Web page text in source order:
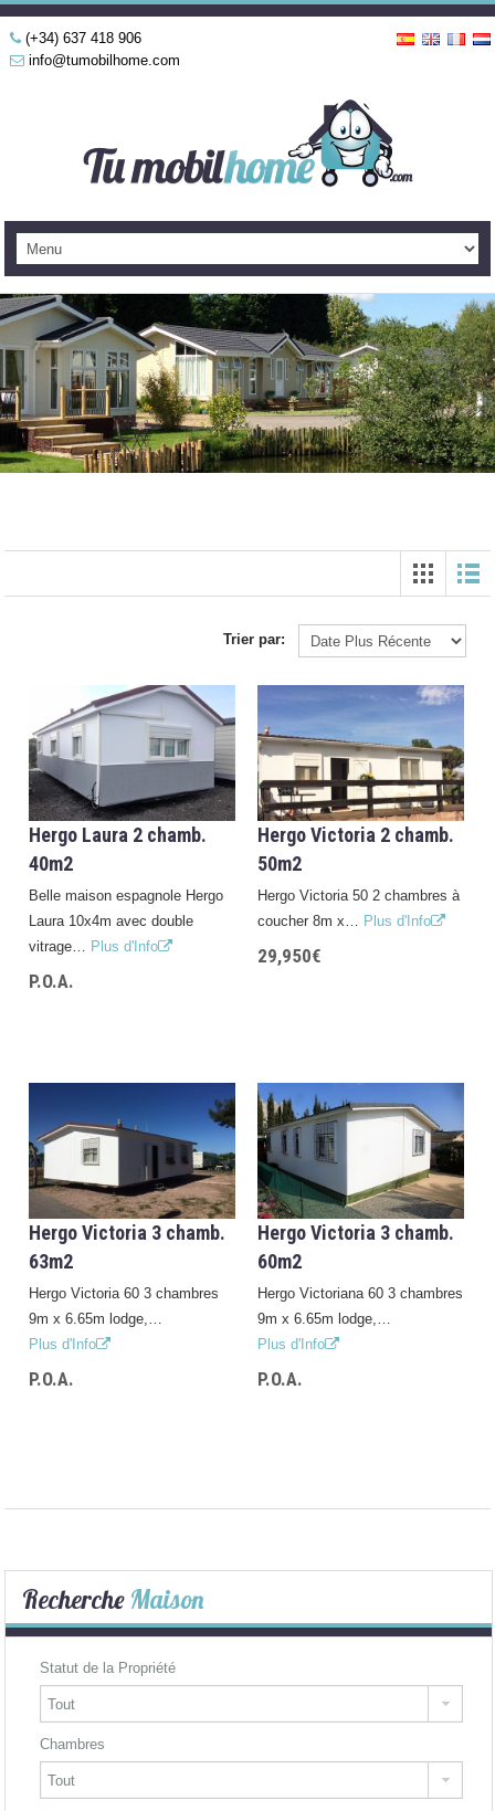
(+34) 637 418 906
info@tumobilhome.com
Trier par:
Hergo Laura 2 chamb.
40m2
Belle maison espagnole Hergo
Laura 10x4m avec double
vitrage… Plus d'Info
P.O.A.
Hergo Victoria 2 chamb.
50m2
Hergo Victoria 50 2 chambres à
coucher 8m x… Plus d'Info
29,950€
Hergo Victoria 3 chamb.
63m2
Hergo Victoria 60 3 chambres
9m x 6.65m lodge,…
Plus d'Info
P.O.A.
Hergo Victoria 3 chamb.
60m2
Hergo Victoriana 60 3 chambres
9m x 6.65m lodge,…
Plus d'Info
P.O.A.
Recherche Maison
Statut de la Propriété
Chambres